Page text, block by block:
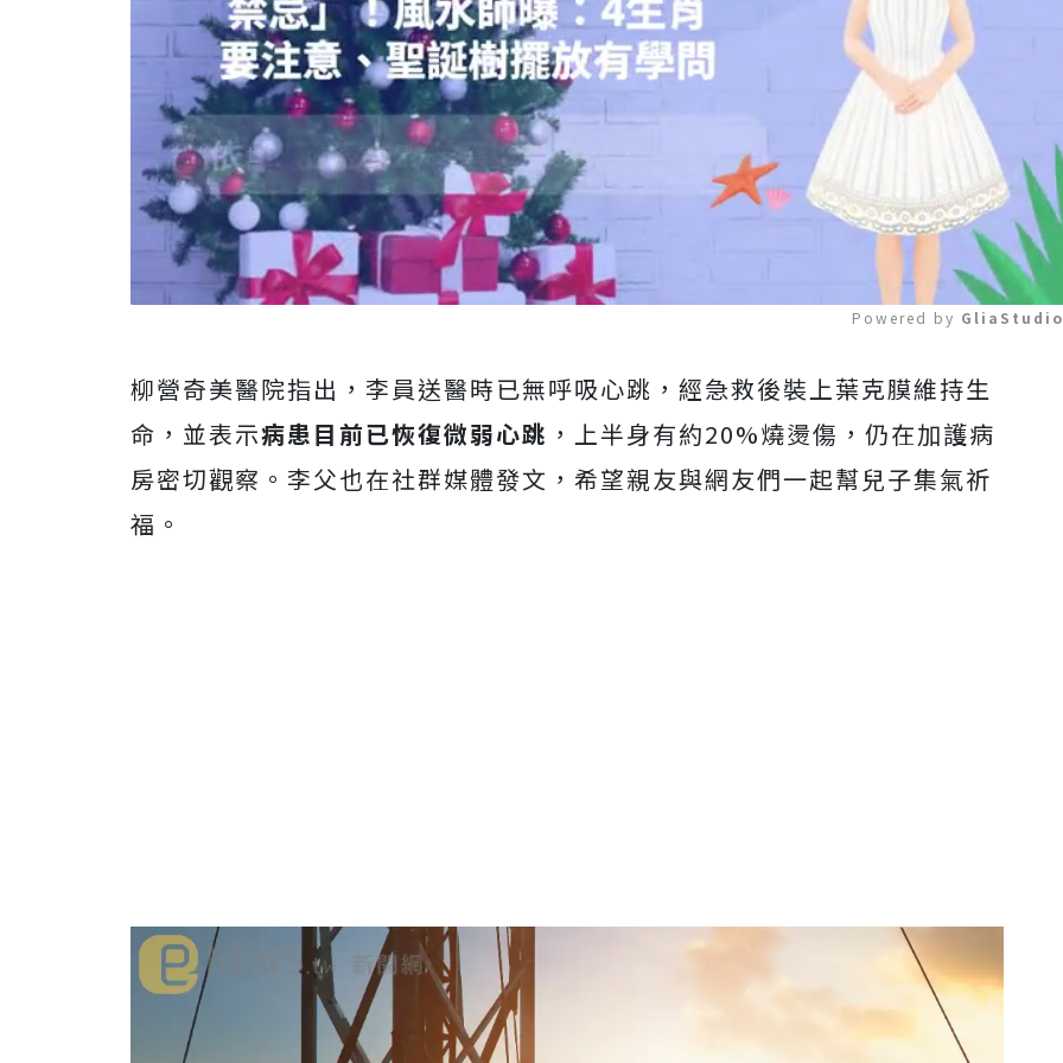
Mute
Powered by
柳營奇美醫院指出，李員送醫時已無呼吸心跳，經急救後裝上葉克膜維持生
命，並表示病患目前已恢復微弱心跳 ，上半身有約20%燒燙傷，仍在加護病
房密切觀察。李父也在社群媒體發文，希望親友與網友們一起幫兒子集氣祈
福。